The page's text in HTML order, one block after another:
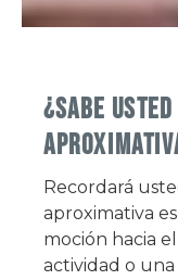
¿Sabe
Recordará
aproximativa
moción hacia
actividad o